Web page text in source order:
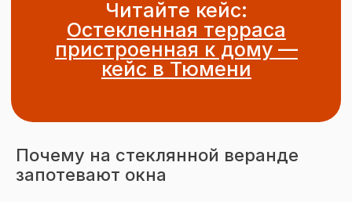
Почему на стеклянной веранде
запотевают окна